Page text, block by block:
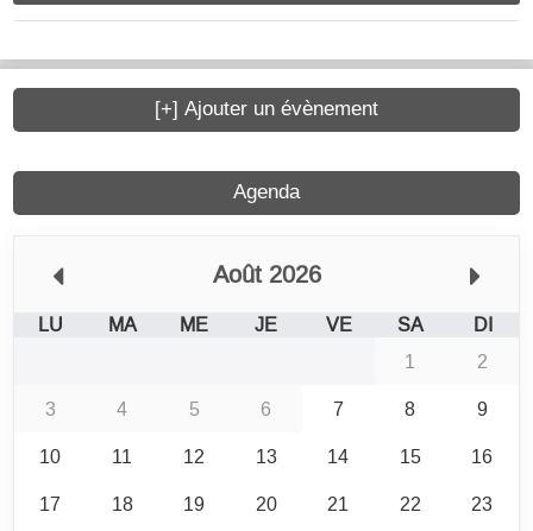
Agenda
Août 2026
LU MA ME JE VE SA
DI
1
2
3
4 5 6 7 8
9
10
11 12 13 14 15
16
17
18 19 20 21 22
23
[+] Ajouter un évènement